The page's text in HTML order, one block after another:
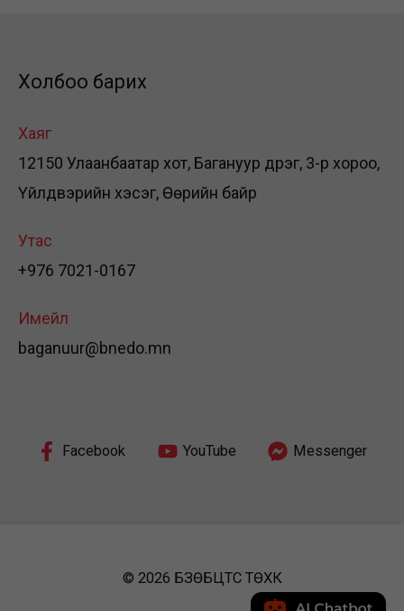
Холбоо барих
Хаяг
12150 Улаанбаатар хот, Багануур дүүрэг, 3-р хороо,
Үйлдвэрийн хэсэг, Өөрийн байр
Утас
+976 7021-0167
Имейл
baganuur@bnedo.mn
Facebook YouTube Messenger
© 2026 БЗӨБЦТС ТӨХК